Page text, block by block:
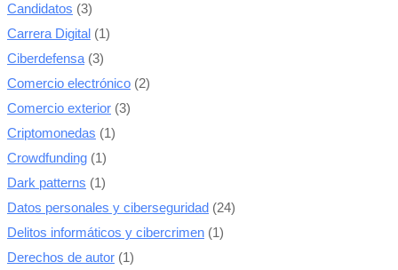
Candidatos (3)
Carrera Digital (1)
Ciberdefensa (3)
Comercio electrónico (2)
Comercio exterior (3)
Criptomonedas (1)
Crowdfunding (1)
Dark patterns (1)
Datos personales y ciberseguridad (24)
Delitos informáticos y cibercrimen (1)
Derechos de autor (1)